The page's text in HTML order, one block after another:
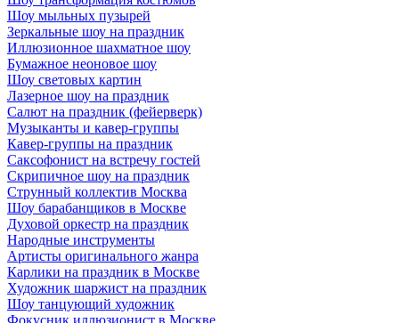
Шоу мыльных пузырей
Зеркальные шоу на праздник
Иллюзионное шахматное шоу
Бумажное неоновое шоу
Шоу световых картин
Лазерное шоу на праздник
Салют на праздник (фейерверк)
Музыканты и кавер-группы
Кавер-группы на праздник
Саксофонист на встречу гостей
Скрипичное шоу на праздник
Струнный коллектив Москва
Шоу барабанщиков в Москве
Духовой оркестр на праздник
Народные инструменты
Артисты оригинального жанра
Карлики на праздник в Москве
Художник шаржист на праздник
Шоу танцующий художник
Фокусник иллюзионист в Москве